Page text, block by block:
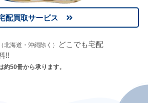
配買取サービス
（北海道・沖縄除く）
どこでも宅配
!!
50冊から承ります。